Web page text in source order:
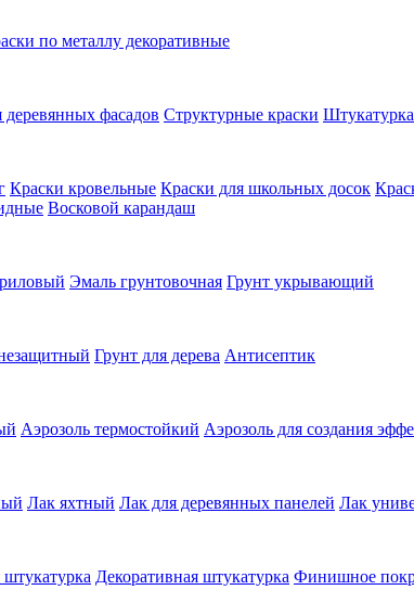
по металлу декоративные
деревянных фасадов Структурные краски
Краски кровельные Краски для школьных досок
Восковой карандаш
Эмаль грунтовочная Грунт укрывающий
Грунт для дерева Антисептик
Аэрозоль термостойкий Аэрозоль для создания
Лак яхтный Лак для деревянных панелей Лак
Декоративная штукатурка Финишное